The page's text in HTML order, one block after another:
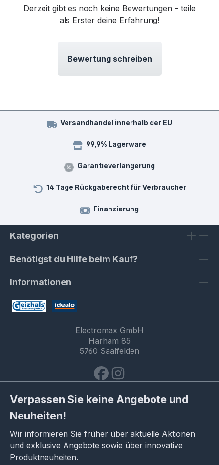
Derzeit gibt es noch keine Bewertungen – teile
als Erster deine Erfahrung!
Bewertung schreiben
Versandhandel innerhalb der EU
99,9% Lagerware
Garantieverlängerung
14 Tage Rückgaberecht für Verbraucher
Finanzierung
Kategorien
Benötigst du Hilfe beim Kauf?
Informationen
Electromax GmbH
Harham 85
5760 Saalfelden
Verpassen Sie keine Angebote und
Neuheiten!
Wir informieren Sie früher über aktuelle Aktionen
und exklusive Angebote sowie über innovative
Produktneuheiten.